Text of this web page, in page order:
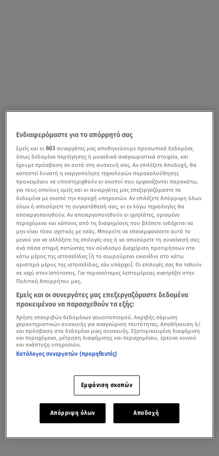
Ενδιαφερόμαστε για το απόρρητό σας
Εμείς και οι603 συνεργάτες μας αποθηκεύουμε προσωπικά δεδομένα,
όπως δεδομένα περιήγησης ή μοναδικά αναγνωριστικά στοιχεία, και
έχουμε πρόσβαση σε αυτά στη συσκευή σας. Αν επιλέξετε Αποδοχή, θα
καταστεί δυνατή η ενεργοποίηση τεχνολογιών παρακολούθησης
προκειμένου να υποστηριχθούν οι σκοποί που εμφανίζονται παρακάτω,
για τους οποίους εμείς και οι συνεργάτες μας επεξεργαζόμαστε τα
δεδομένα με σκοπό την παροχή υπηρεσιών. Αν επιλέξετε Απόρριψη όλων
όλων ή αποσύρετε τη συγκατάθεσή σας, οι εν λόγω τεχνολογίες θα
απενεργοποιηθούν. Αν απενεργοποιηθούν οι ιχνηλάτες, ορισμένο
περιεχόμενο και κάποιες από τις διαφημίσεις που βλέπετε ενδέχεται να
μην είναι τόσο σχετικές με εσάς. Μπορείτε να επανεμφανίσετε αυτό το
μενού για να αλλάξετε τις επιλογές σας ή να αποσύρετε τη συναίνεσή σας
ανά πάσα στιγμή πατώντας τον σύνδεσμο Διαχείριση προτιμήσεων στο
κάτω μέρος της ιστοσελίδας [ή το αιωρούμενο εικονίδιο στο κάτω
αριστερό μέρος της ιστοσελίδας, εάν υπάρχει]. Οι επιλογές σας θα τεθούν
σε ισχύ στον Ιστότοπος. Για περισσότερες λεπτομέρειες ανατρέξτε στην
Πολιτική Απορρήτου μας.
Εμείς και οι συνεργάτες μας επεξεργαζόμαστε δεδομένα
προκειμένου να παρασχεθούν τα εξής:
Χρήση επακριβών δεδομένων γεωεντοπισμού. Ακριβής σάρωση
χαρακτηριστικών συσκευής για αναγνώριση ταυτότητας. Αποθήκευση ή/
και πρόσβαση στα δεδομένα μιας συσκευής. Εξατομικευμένη διαφήμιση
και περιεχόμενο, μέτρηση διαφήμισης και περιεχομένου, έρευνα κοινού
και ανάπτυξη υπηρεσιών.
Κατάλογος συνεργατών (προμηθευτές)
Εμφάνιση σκοπών
Απόρριψη όλων Αποδοχή